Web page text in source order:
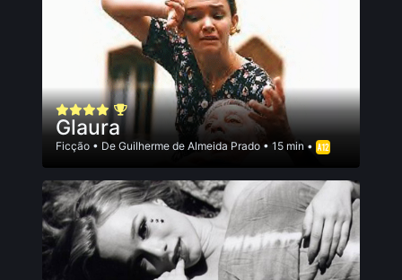
Glaura
Ficção • De Guilherme de Almeida Prado • 15 min •